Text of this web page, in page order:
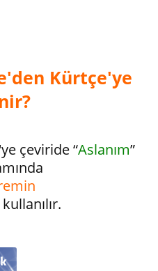
Kürtçe'ye
çeviride “Aslanım”